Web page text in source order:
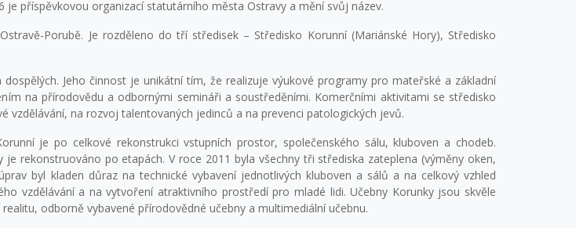
příspěvkovou organizací statutárního města Ostravy a mění svůj název.
Porubě. Je rozděleno do tří středisek – Středisko Korunní (Mariánské Hory), Středisko
Jeho činnost je unikátní tím, že realizuje výukové programy pro mateřské a základní
na přírodovědu a odbornými semináři a soustředěními. Komerčními aktivitami se středisko
na rozvoj talentovaných jedinců a na prevenci patologických jevů.
je po celkové rekonstrukci vstupních prostor, společenského sálu, kluboven a chodeb.
rekonstruováno po etapách. V roce 2011 byla všechny tři střediska zateplena (výměny oken,
byl kladen důraz na technické vybavení jednotlivých kluboven a sálů a na celkový vzhled
vzdělávání a na vytvoření atraktivního prostředí pro mladé lidi. Učebny Korunky jsou skvěle
odborně vybavené přírodovědné učebny a multimediální učebnu.